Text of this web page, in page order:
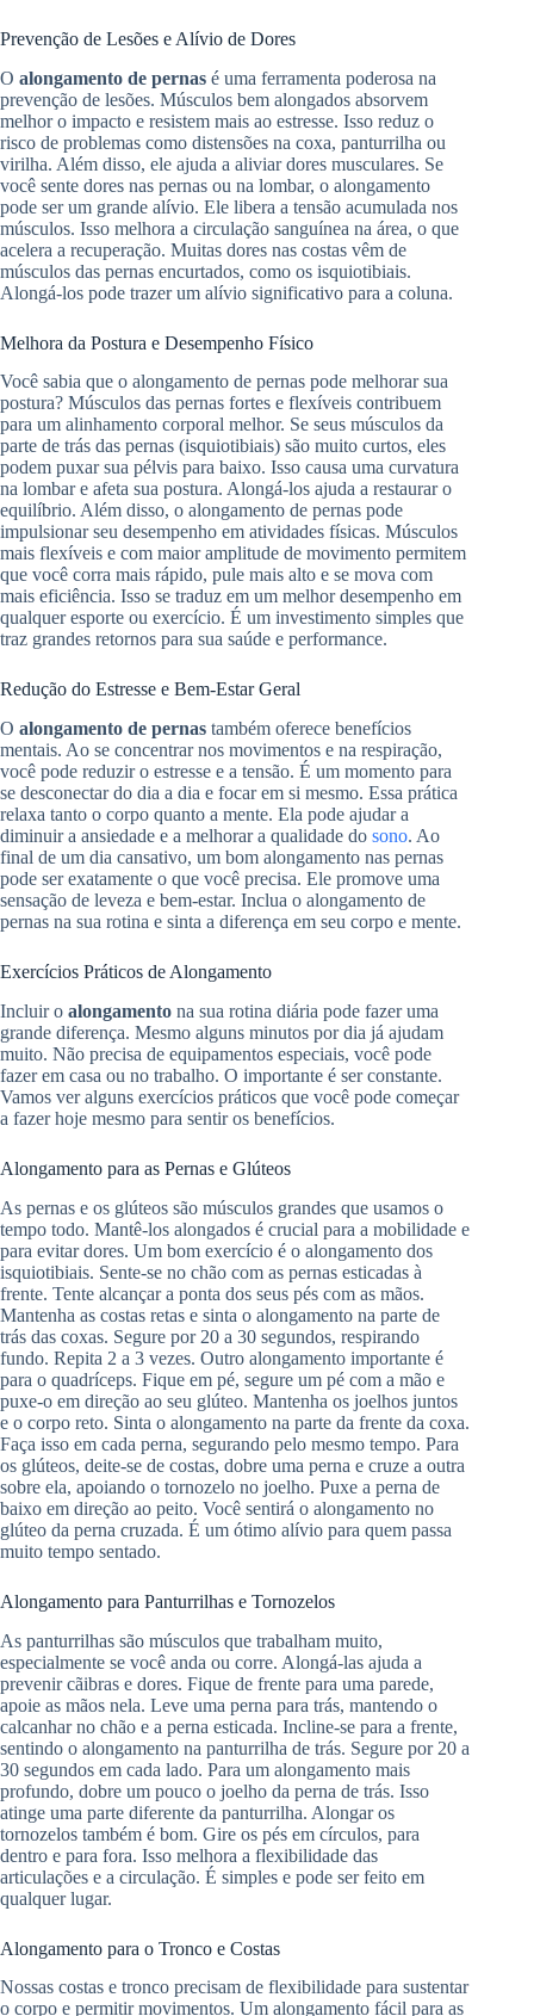
Prevenção de Lesões e Alívio de Dores
O alongamento de pernas é uma ferramenta poderosa na
prevenção de lesões. Músculos bem alongados absorvem
melhor o impacto e resistem mais ao estresse. Isso reduz o
risco de problemas como distensões na coxa, panturrilha ou
virilha. Além disso, ele ajuda a aliviar dores musculares. Se
você sente dores nas pernas ou na lombar, o alongamento
pode ser um grande alívio. Ele libera a tensão acumulada nos
músculos. Isso melhora a circulação sanguínea na área, o que
acelera a recuperação. Muitas dores nas costas vêm de
músculos das pernas encurtados, como os isquiotibiais.
Alongá-los pode trazer um alívio significativo para a coluna.
Melhora da Postura e Desempenho Físico
Você sabia que o alongamento de pernas pode melhorar sua
postura? Músculos das pernas fortes e flexíveis contribuem
para um alinhamento corporal melhor. Se seus músculos da
parte de trás das pernas (isquiotibiais) são muito curtos, eles
podem puxar sua pélvis para baixo. Isso causa uma curvatura
na lombar e afeta sua postura. Alongá-los ajuda a restaurar o
equilíbrio. Além disso, o alongamento de pernas pode
impulsionar seu desempenho em atividades físicas. Músculos
mais flexíveis e com maior amplitude de movimento permitem
que você corra mais rápido, pule mais alto e se mova com
mais eficiência. Isso se traduz em um melhor desempenho em
qualquer esporte ou exercício. É um investimento simples que
traz grandes retornos para sua saúde e performance.
Redução do Estresse e Bem-Estar Geral
O alongamento de pernas também oferece benefícios
mentais. Ao se concentrar nos movimentos e na respiração,
você pode reduzir o estresse e a tensão. É um momento para
se desconectar do dia a dia e focar em si mesmo. Essa prática
relaxa tanto o corpo quanto a mente. Ela pode ajudar a
diminuir a ansiedade e a melhorar a qualidade do sono. Ao
final de um dia cansativo, um bom alongamento nas pernas
pode ser exatamente o que você precisa. Ele promove uma
sensação de leveza e bem-estar. Inclua o alongamento de
pernas na sua rotina e sinta a diferença em seu corpo e mente.
Exercícios Práticos de Alongamento
Incluir o alongamento na sua rotina diária pode fazer uma
grande diferença. Mesmo alguns minutos por dia já ajudam
muito. Não precisa de equipamentos especiais, você pode
fazer em casa ou no trabalho. O importante é ser constante.
Vamos ver alguns exercícios práticos que você pode começar
a fazer hoje mesmo para sentir os benefícios.
Alongamento para as Pernas e Glúteos
As pernas e os glúteos são músculos grandes que usamos o
tempo todo. Mantê-los alongados é crucial para a mobilidade e
para evitar dores. Um bom exercício é o alongamento dos
isquiotibiais. Sente-se no chão com as pernas esticadas à
frente. Tente alcançar a ponta dos seus pés com as mãos.
Mantenha as costas retas e sinta o alongamento na parte de
trás das coxas. Segure por 20 a 30 segundos, respirando
fundo. Repita 2 a 3 vezes. Outro alongamento importante é
para o quadríceps. Fique em pé, segure um pé com a mão e
puxe-o em direção ao seu glúteo. Mantenha os joelhos juntos
e o corpo reto. Sinta o alongamento na parte da frente da coxa.
Faça isso em cada perna, segurando pelo mesmo tempo. Para
os glúteos, deite-se de costas, dobre uma perna e cruze a outra
sobre ela, apoiando o tornozelo no joelho. Puxe a perna de
baixo em direção ao peito. Você sentirá o alongamento no
glúteo da perna cruzada. É um ótimo alívio para quem passa
muito tempo sentado.
Alongamento para Panturrilhas e Tornozelos
As panturrilhas são músculos que trabalham muito,
especialmente se você anda ou corre. Alongá-las ajuda a
prevenir cãibras e dores. Fique de frente para uma parede,
apoie as mãos nela. Leve uma perna para trás, mantendo o
calcanhar no chão e a perna esticada. Incline-se para a frente,
sentindo o alongamento na panturrilha de trás. Segure por 20 a
30 segundos em cada lado. Para um alongamento mais
profundo, dobre um pouco o joelho da perna de trás. Isso
atinge uma parte diferente da panturrilha. Alongar os
tornozelos também é bom. Gire os pés em círculos, para
dentro e para fora. Isso melhora a flexibilidade das
articulações e a circulação. É simples e pode ser feito em
qualquer lugar.
Alongamento para o Tronco e Costas
Nossas costas e tronco precisam de flexibilidade para sustentar
o corpo e permitir movimentos. Um alongamento fácil para as